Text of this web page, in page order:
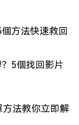
方法快速救回
5個找回影片
方法教你立即解